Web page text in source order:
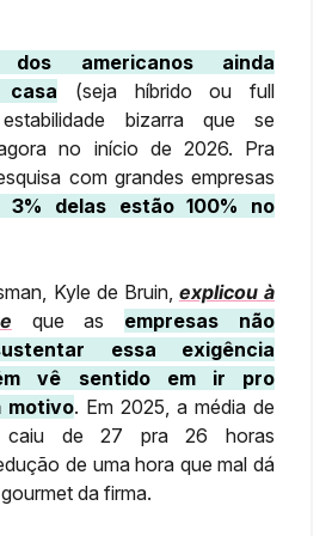
americanos ainda
(seja híbrido ou full
bizarra que se
no início de 2026. Pra
com grandes empresas
3% delas estão 100% no
Kyle de Bruin, explicou à
que as empresas não
essa exigência
vê sentido em ir pro
motivo. Em 2025, a média de
caiu de 27 pra 26 horas
de uma hora que mal dá
da firma.